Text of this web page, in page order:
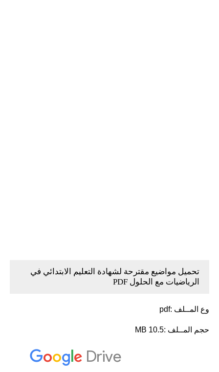
تحميل مواضيع مقترحة لشهادة التعليم الابتدائي في
الرياضيات مع الحلول PDF
وع المــلف :pdf
حجم المــلف :10.5 MB